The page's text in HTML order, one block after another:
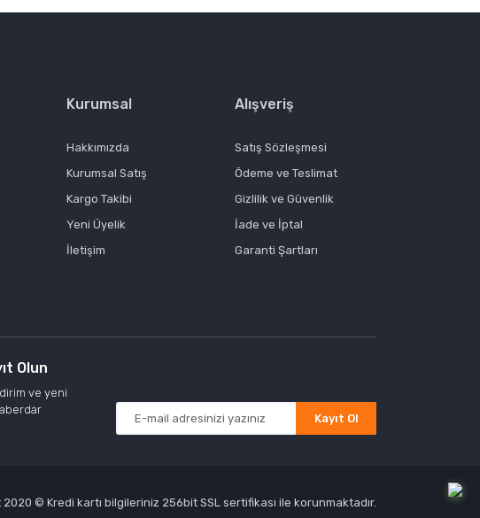
Kurumsal
Hakkımızda
Kurumsal Satış
Kargo Takibi
Yeni Üyelik
İletişim
Alışveriş
Satış Sözleşmesi
Ödeme ve Teslimat
Gizlilik ve Güvenlik
İade ve İptal
Garanti Şartları
Olun
ve yeni
Kayıt Ol
© Kredi kartı bilgileriniz 256bit SSL sertifikası ile korunmaktadır.